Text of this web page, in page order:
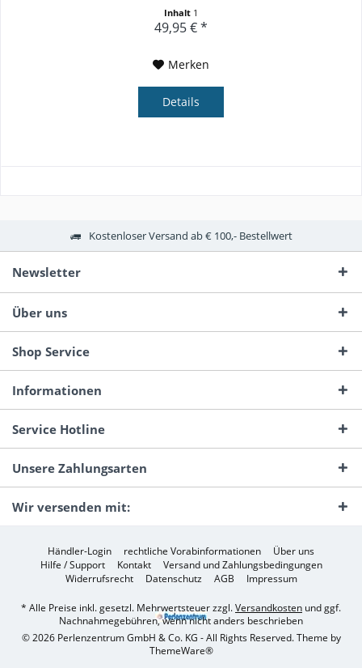
Inhalt 1
49,95 € *
Merken
Details
Kostenloser Versand ab € 100,- Bestellwert
Newsletter
Über uns
Shop Service
Informationen
Service Hotline
Unsere Zahlungsarten
Wir versenden mit:
Händler-Login rechtliche Vorabinformationen
Über uns
Hilfe / Support
Kontakt
Versand und Zahlungsbedingungen
Widerrufsrecht
Datenschutz AGB Impressum
* Alle Preise inkl. gesetzl. Mehrwertsteuer zzgl.Versandkosten und ggf.
Nachnahmegebühren, wenn nicht anders beschrieben
© 2026 Perlenzentrum GmbH & Co. KG - All Rights Reserved. Theme by
ThemeWare®